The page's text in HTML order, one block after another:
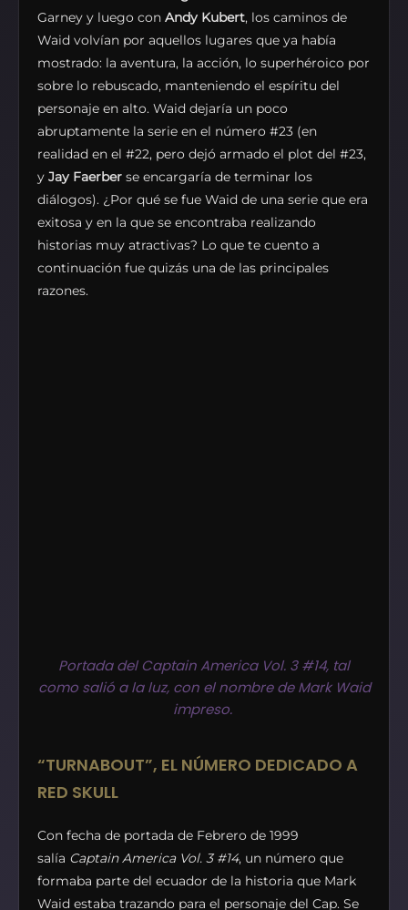
Garney y luego con Andy Kubert, los caminos de
Waid volvían por aquellos lugares que ya había
mostrado: la aventura, la acción, lo superhéroico por
sobre lo rebuscado, manteniendo el espíritu del
personaje en alto. Waid dejaría un poco
abruptamente la serie en el número #23 (en
realidad en el #22, pero dejó armado el plot del #23,
y Jay Faerber se encargaría de terminar los
diálogos). ¿Por qué se fue Waid de una serie que era
exitosa y en la que se encontraba realizando
historias muy atractivas? Lo que te cuento a
continuación fue quizás una de las principales
razones.
Portada del Captain America Vol. 3 #14, tal
como salió a la luz, con el nombre de Mark Waid
impreso.
“TURNABOUT”, EL NÚMERO DEDICADO A
RED SKULL
Con fecha de portada de Febrero de 1999
salía Captain America Vol. 3 #14, un número que
formaba parte del ecuador de la historia que Mark
Waid estaba trazando para el personaje del Cap. Se